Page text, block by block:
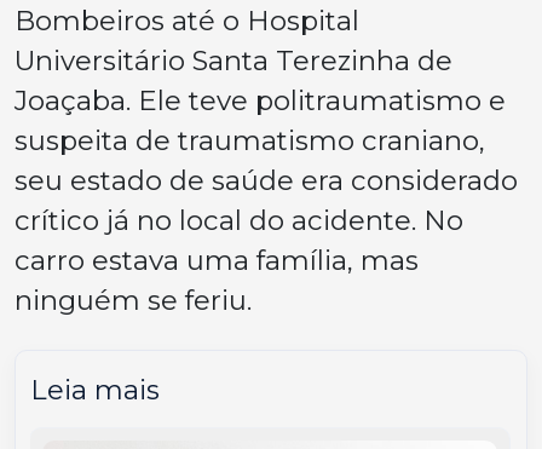
Bombeiros até o Hospital
Universitário Santa Terezinha de
Joaçaba. Ele teve politraumatismo e
suspeita de traumatismo craniano,
seu estado de saúde era considerado
crítico já no local do acidente. No
carro estava uma família, mas
ninguém se feriu.
Leia mais